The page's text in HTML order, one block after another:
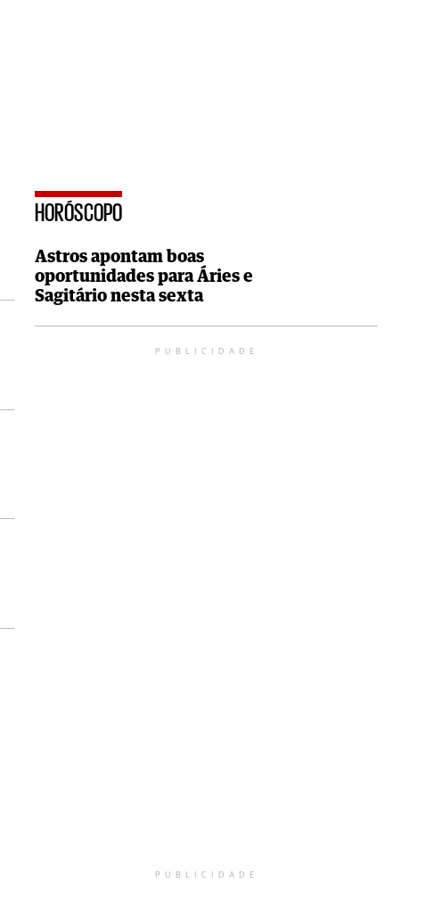
HORÓSCOPO
Astros apontam boas
oportunidades para Áries e
Sagitário nesta sexta
PUBLICIDADE
PUBLICIDADE